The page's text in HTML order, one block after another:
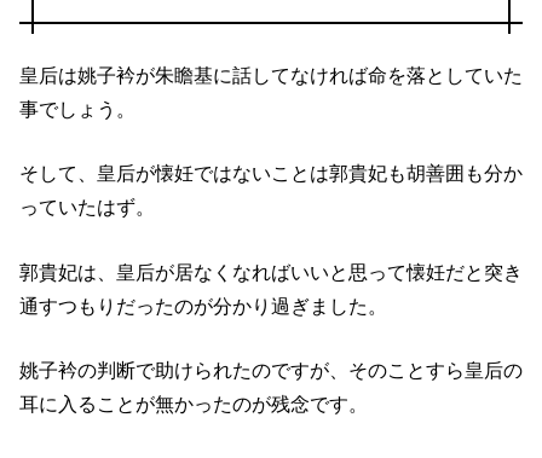
皇后は姚子衿が朱瞻基に話してなければ命を落としていた
事でしょう。
そして、皇后が懐妊ではないことは郭貴妃も胡善囲も分か
っていたはず。
郭貴妃は、皇后が居なくなればいいと思って懐妊だと突き
通すつもりだったのが分かり過ぎました。
姚子衿の判断で助けられたのですが、そのことすら皇后の
耳に入ることが無かったのが残念です。